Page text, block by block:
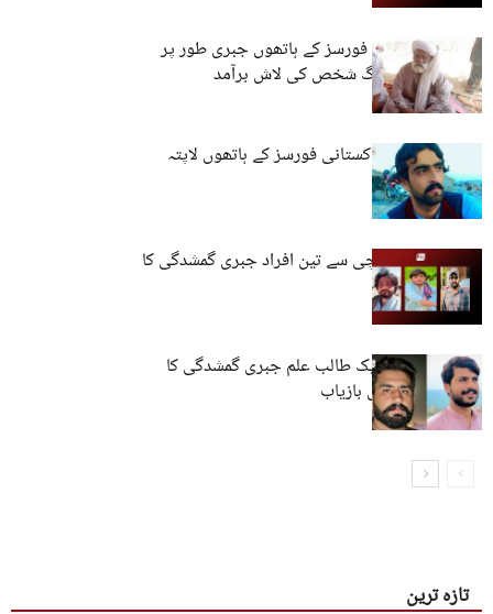
لسبیلہ: پاکستانی فورسز کے ہاتھوں جبری طور پر
لاپتا کیے گئے بزرگ شخص کی لاش برآمد
کوئٹہ: نوجوان پاکستانی فورسز کے ہاتھوں لاپتہ
مستونگ اور کراچی سے تین افراد جبری گمشدگی کا
شکار
حب، مستونگ: ایک طالب علم جبری گمشدگی کا
شکار، ایک شخص بازیاب
تازہ ترین